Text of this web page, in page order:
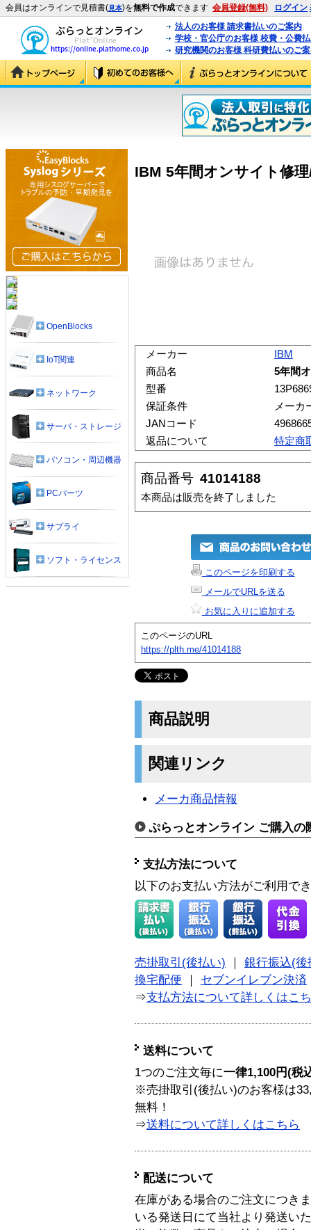
会員はオンラインで見積書(見本)を無料で作成できます 会員登録(無料) ログイン
法人のお客様 請求書払いのご案内
学校・官公庁のお客様 校費・公費
研究機関のお客様 科研費払いのご
IBM 5年間オンサイト修
メーカー
IBM
商品名
5年間
型番
保証条件
メーカ
JANコード
返品について
特定商
商品番号 41014188
本商品は販売を終了しました
このページを印刷する
メールでURLを送る
お気に入りに追加する
このページのURL
https://plth.me/41014188
商品説明
関連リンク
メーカ商品情報
ぷらっとオンライン ご購入の
支払方法について
以下のお支払い方法がご利用で
売掛取引(後払い)
銀行振込(後
換宅配便
セブンイレブン決済
⇒支払方法について詳しくはこ
送料について
1つのご注文毎に一律1,100円(税
※売掛取引(後払い)のお客様は
無料！
⇒送料について詳しくはこちら
配送について
在庫がある場合のご注文につき
いる発送日にて当社より発送い
OpenBlocks
IoT関連
ネットワーク
サーバ・ストレージ
パソコン・周辺機器
PCパーツ
サプライ
ソフト・ライセンス